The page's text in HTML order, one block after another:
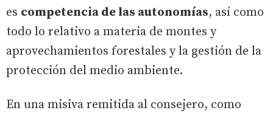
es competencia de las autonomías, así como
todo lo relativo a materia de montes y
aprovechamientos forestales y la gestión de la
protección del medio ambiente.
En una misiva remitida al consejero, como